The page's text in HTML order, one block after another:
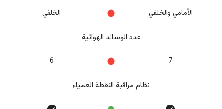
الأمامي والخلفي الخلفي
عدد الوسائد الهوائية
7
6
نظام مراقبة النقطة العمياء